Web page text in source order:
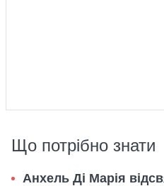
Що потрібно знати
Анхель Ді Марія